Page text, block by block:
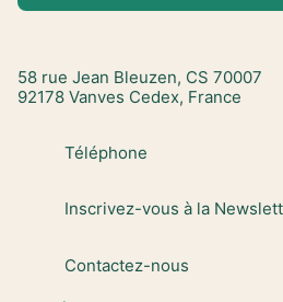
58 rue Jean Bleuzen, CS 70007
92178 Vanves Cedex, France
Téléphone
Inscrivez-vous à la
Contactez-nous